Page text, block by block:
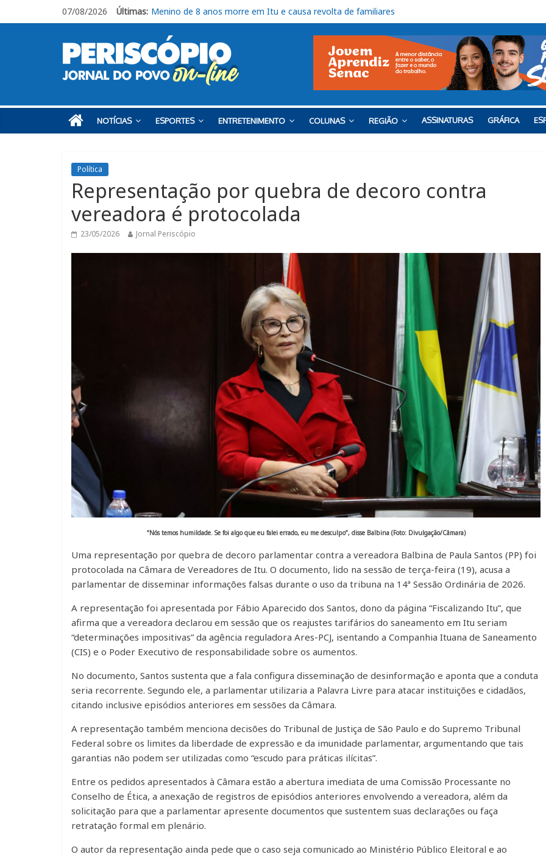
07/08/2026 Últimas: Obra provoca interdições parciais na SP-300, em Itu, a partir de 17 de agosto
Requerimento para analisar suspeições em processo contra Moacir Cova é rejeitado
Livro “Roberto de Francisco, organista em Itu” será lançado nesta sexta
CEUNSP apresenta novos espaços do Bloco K no Campus Salto
Menino de 8 anos morre em Itu e causa revolta de familiares
NOTÍCIAS ESPORTES ENTRETENIMENTO COLUNAS REGIÃO ASSINATURAS GRÁFICA
Política
Representação por quebra de decoro contra
vereadora é protocolada
23/05/2026 Jornal Periscópio
“Nós temos humildade. Se foi algo que eu falei errado, eu me desculpo”, disse Balbina (Foto: Divulgação/Câmara)
Uma representação por quebra de decoro parlamentar contra a vereadora Balbina de Paula Santos (PP) foi
protocolada na Câmara de Vereadores de Itu. O documento, lido na sessão de terça-feira (19), acusa a
parlamentar de disseminar informações falsas durante o uso da tribuna na 14ª Sessão Ordinária de 2026.
A representação foi apresentada por Fábio Aparecido dos Santos, dono da página “Fiscalizando Itu”, que
afirma que a vereadora declarou em sessão que os reajustes tarifários do saneamento em Itu seriam
“determinações impositivas” da agência reguladora Ares-PCJ, isentando a Companhia Ituana de Saneamento
(CIS) e o Poder Executivo de responsabilidade sobre os aumentos.
No documento, Santos sustenta que a fala configura disseminação de desinformação e aponta que a conduta
seria recorrente. Segundo ele, a parlamentar utilizaria a Palavra Livre para atacar instituições e cidadãos,
citando inclusive episódios anteriores em sessões da Câmara.
A representação também menciona decisões do Tribunal de Justiça de São Paulo e do Supremo Tribunal
Federal sobre os limites da liberdade de expressão e da imunidade parlamentar, argumentando que tais
garantias não podem ser utilizadas como “escudo para práticas ilícitas”.
Entre os pedidos apresentados à Câmara estão a abertura imediata de uma Comissão Processante no
Conselho de Ética, a anexação de registros de episódios anteriores envolvendo a vereadora, além da
solicitação para que a parlamentar apresente documentos que sustentem suas declarações ou faça
retratação formal em plenário.
O autor da representação ainda pede que o caso seja comunicado ao Ministério Público Eleitoral e ao